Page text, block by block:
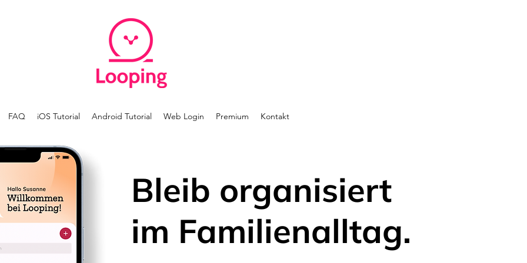
FAQ iOS Tutorial Android Tutorial Web Login Premium Kontakt
Bleib organisiert
im Familienalltag.